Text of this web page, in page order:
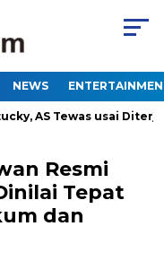
NEWS
Tewas usai Diterjang
Resmi
Tepat
dan